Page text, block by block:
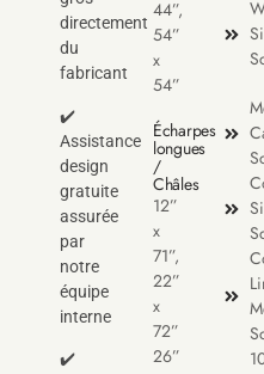
directement
du
fabricant
✔️
Assistance
design
gratuite
assurée
par
notre
équipe
interne
✔️
44”,
54”
x
54”
Écharpes
longues
/
Châles
12”
x
71”,
22”
x
72”
26”